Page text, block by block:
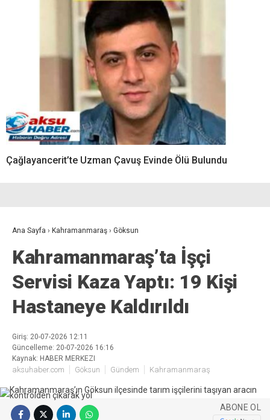
Çağlayancerit’te Uzman Çavuş Evinde Ölü Bulundu
Ana Sayfa › Kahramanmaraş › Göksun
Kahramanmaraş’ta İşçi
Servisi Kaza Yaptı: 19 Kişi
Hastaneye Kaldırıldı
Giriş: 20-07-2026 12:11
Güncelleme: 20-07-2026 16:16
Kaynak: HABER MERKEZI
aksuhaber.com Göksun Gündem Kahramanmaraş
ABONE OL